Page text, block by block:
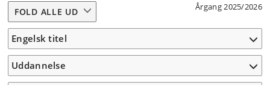
Årgang 2025/2026
FOLD ALLE UD
Engelsk titel
Uddannelse